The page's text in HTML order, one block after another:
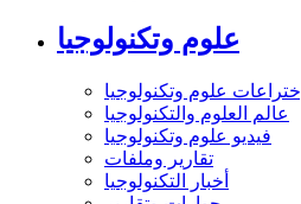
علوم وتكنولوجيا
إختراعات علوم وتكنولوجيا
عالم العلوم والتكنولوجيا
فيديو علوم وتكنولوجيا
تقارير وملفات
أخبار التكنولوجيا